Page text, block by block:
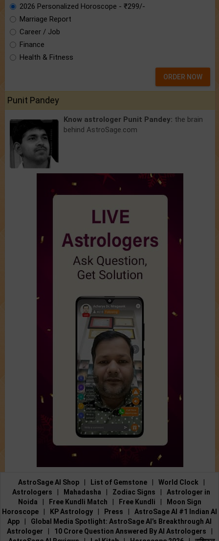
2026 Personalized Horoscope - ₹299/-
Marriage Report
Career / Job
Finance
Health & Fitness
ORDER NOW
Punit Pandey
Know astrologer Punit Pandey: the brain
behind AstroSage.com
AstroSage AI Shop List of Gemstone World Clock
Astrologers
Mahadasha Zodiac Signs
Astrologer in
Noida
Free Kundli Match Free Kundli
Moon Sign
Horoscope
KP Astrology Press
AstroSage AI #1 Indian AI
App
Global Media Spotlight: AstroSage AI’s Breakthrough AI
Astrologer
10 Crore Question Answered By AI Astrologers